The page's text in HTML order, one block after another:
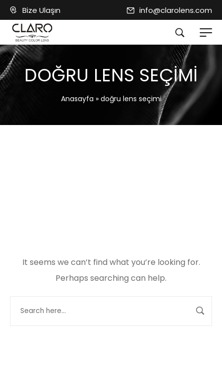
Bize Ulaşın info@clarolens.com
DOĞRU LENS SEÇIMI
Anasayfa » doğru lens seçimi
It seems we can’t find what you’re looking for.
Perhaps searching can help.